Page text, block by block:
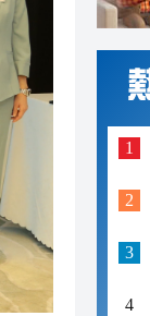
17:20
17:18
16:38